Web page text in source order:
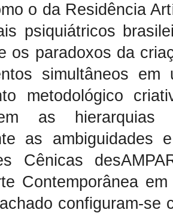
o da Residência
psiquiátricos
os paradoxos da
simultâneos
metodológico
as hierarquias
as ambiguidades
Cênicas
Contemporânea
configuram-